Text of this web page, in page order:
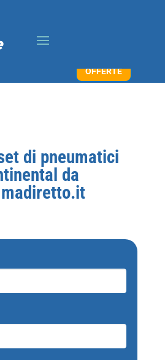
OFFERTE
di pneumatici
da